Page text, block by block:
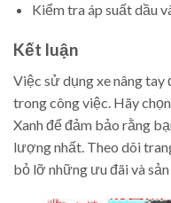
Kiểm tra áp suất dầu
Kết luận
Việc sử dụng xe nâng tay
trong công việc. Hãy
Xanh để đảm bảo rằng
lượng nhất. Theo dõi
bỏ lỡ những ưu đãi và